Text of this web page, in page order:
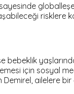
risklere
bebeklik
için sosyal
Demirel, ailelere